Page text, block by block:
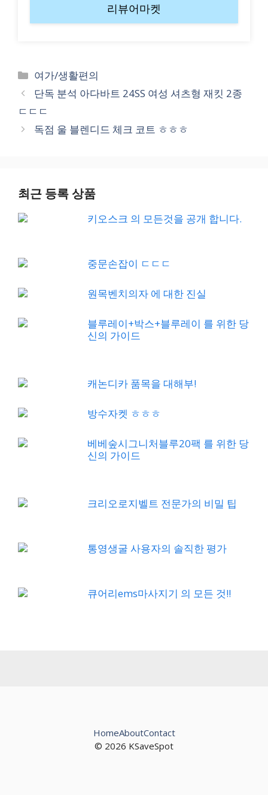
리뷰어마켓
Categories
여가/생활편의
단독 분석 아다바트 24SS 여성 셔츠형 재킷 2종
ㄷㄷㄷ
독점 울 블렌디드 체크 코트 ㅎㅎㅎ
최근 등록 상품
키오스크 의 모든것을 공개 합니다.
중문손잡이 ㄷㄷㄷ
원목벤치의자 에 대한 진실
블루레이+박스+블루레이 를 위한 당
신의 가이드
캐논디카 품목을 대해부!
방수자켓 ㅎㅎㅎ
베베숲시그니처블루20팩 를 위한 당
신의 가이드
크리오로지벨트 전문가의 비밀 팁
통영생굴 사용자의 솔직한 평가
큐어리ems마사지기 의 모든 것!!
© 2026 KSaveSpot
HomeAboutContact